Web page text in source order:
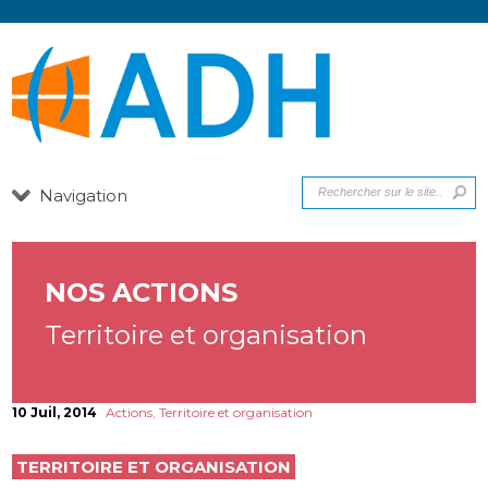
Navigation
NOS ACTIONS
Territoire et organisation
10 Juil, 2014 Actions,Territoire et organisation
TERRITOIRE ET ORGANISATION